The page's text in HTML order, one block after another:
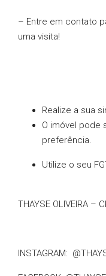
– Entre em contato
uma visita!
Realize a sua
O imóvel pode
preferência.
Utilize o seu
THAYSE OLIVEIRA –
INSTAGRAM: